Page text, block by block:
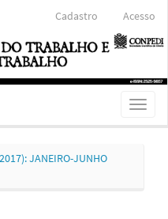
Cadastro Acesso
Toggle
JANEIRO-JUNHO